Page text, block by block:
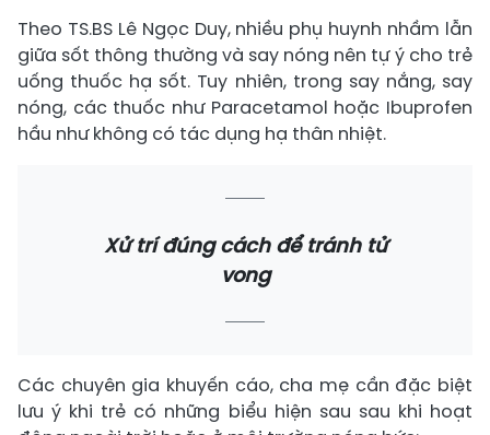
Theo TS.BS Lê Ngọc Duy, nhiều phụ huynh nhầm lẫn
giữa sốt thông thường và say nóng nên tự ý cho trẻ
uống thuốc hạ sốt. Tuy nhiên, trong say nắng, say
nóng, các thuốc như Paracetamol hoặc Ibuprofen
hầu như không có tác dụng hạ thân nhiệt.
Xử trí đúng cách để tránh tử
vong
Các chuyên gia khuyến cáo, cha mẹ cần đặc biệt
lưu ý khi trẻ có những biểu hiện sau sau khi hoạt